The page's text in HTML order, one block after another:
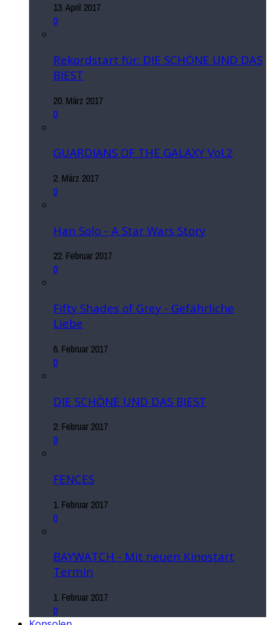
13. April 2017
0
Rekordstart für: DIE SCHÖNE UND DAS
BIEST
20. März 2017
0
GUARDIANS OF THE GALAXY Vol.2
2. März 2017
0
Han Solo - A Star Wars Story
22. Februar 2017
0
Fifty Shades of Grey - Gefährliche
Liebe
6. Februar 2017
0
DIE SCHÖNE UND DAS BIEST
2. Februar 2017
0
FENCES
1. Februar 2017
0
BAYWATCH - Mit neuen Kinostart
Termin
1. Februar 2017
0